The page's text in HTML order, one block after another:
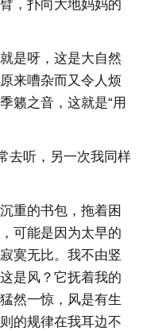
，扑向大地妈妈的
是呀，这是大自然
来嘈杂而又令人烦
籁之音，这就是“用
去听，另一次我同样
重的书包，拖着困
可能是因为太早的
寞无比。我不由竖
是风？它抚着我的
然一惊，风是有生
的规律在我耳边不